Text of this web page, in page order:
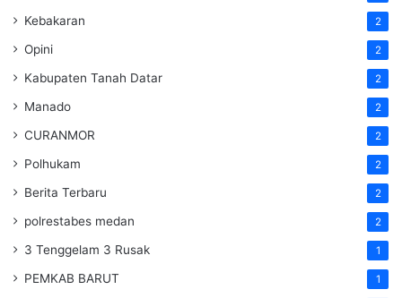
Kebakaran 2
Opini 2
Kabupaten Tanah Datar 2
Manado 2
CURANMOR 2
Polhukam 2
Berita Terbaru 2
polrestabes medan 2
3 Tenggelam 3 Rusak 1
PEMKAB BARUT 1